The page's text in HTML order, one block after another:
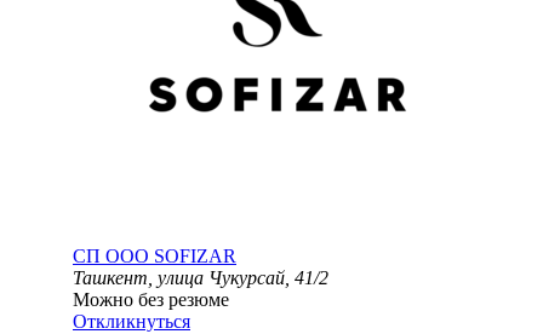
СП ООО SOFIZAR
Ташкент, улица Чукурсай, 41/2
Можно без резюме
Откликнуться